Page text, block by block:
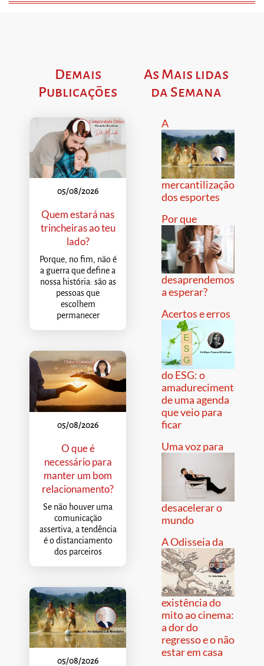
Demais
Publicações
05/08/2026
Quem estará nas
trincheiras ao teu
lado?
Porque, no fim, não é
a guerra que define a
nossa história: são as
pessoas que
escolhem
permanecer
05/08/2026
O que é
necessário para
manter um bom
relacionamento?
Se não houver uma
comunicação
assertiva, a tendência
é o distanciamento
dos parceiros
05/08/2026
As Mais lidas
da Semana
A
mercantilização
dos esportes
Por que
desaprendemos
a esperar?
Acertos e erros
do ESG: o
amadurecimento
de uma agenda
que veio para
ficar
Uma voz para
desacelerar o
mundo
A Odisseia da
existência do
mito ao cinema:
a dor do
regresso e o não
estar em casa